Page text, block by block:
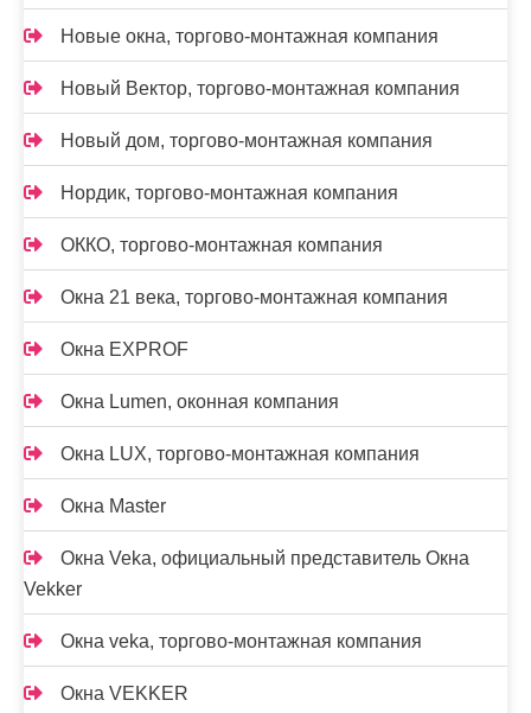
Новые окна, торгово-монтажная компания
Новый Вектор, торгово-монтажная компания
Новый дом, торгово-монтажная компания
Нордик, торгово-монтажная компания
ОККО, торгово-монтажная компания
Окна 21 века, торгово-монтажная компания
Окна EXPROF
Окна Lumen, оконная компания
Окна LUX, торгово-монтажная компания
Окна Master
Окна Veka, официальный представитель Окна
Vekker
Окна veka, торгово-монтажная компания
Окна VEKKER